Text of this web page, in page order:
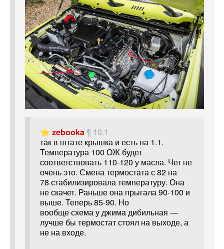
⭐ zebooka¶ 10.1
так в штате крышка и есть на 1.1.
Температура 100 ОЖ будет
соответствовать 110-120 у масла. Чет не
очень это. Смена термостата с 82 на
78 стабилизировала температуру. Она
не скачет. Раньше она прыгала 90-100 и
выше. Теперь 85-90. Но
вообще схема у джима дибильная —
лучше бы термостат стоял на выходе, а
не на входе.